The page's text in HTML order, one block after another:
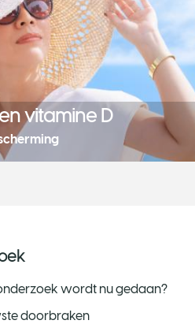
vitamine D
wordt nu gedaan?
doorbraken